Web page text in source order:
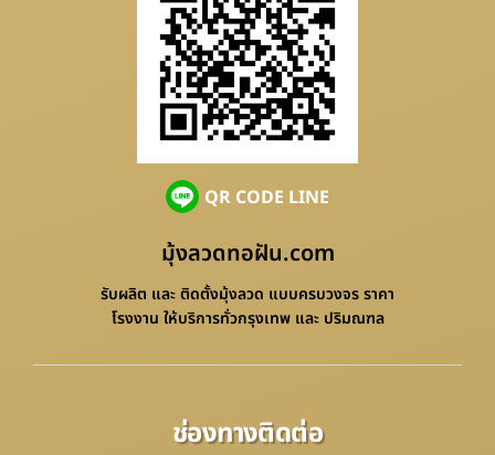
QR CODE LINE
มุ้งลวดทอฝัน.com
รับผลิต และ ติดตั้งมุ้งลวด แบบครบวงจร ราคา
โรงงาน ให้บริการทั่วกรุงเทพ และ ปริมณฑล
ช่องทางติดต่อ